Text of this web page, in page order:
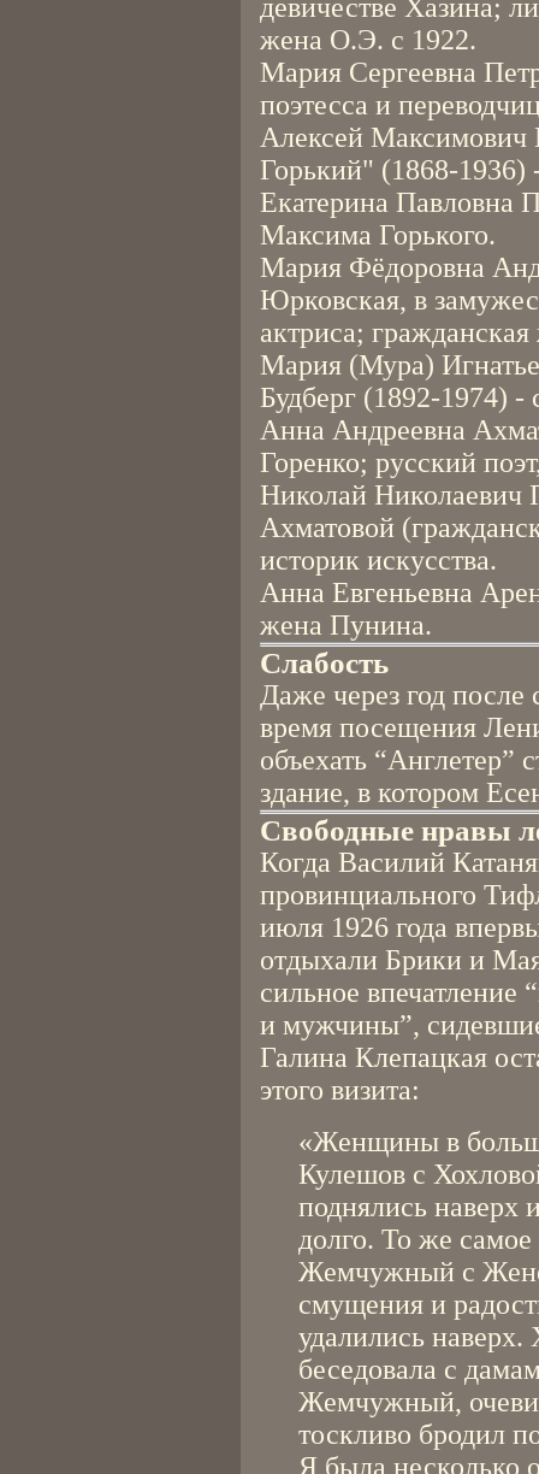
девичестве Хазина;
жена О.Э. с 1922.
Мария Сергеевна
поэтесса и
Алексей
Горький" (1868-1936)
Екатерина Павловна
Максима Горького.
Мария Фёдоровна
Юрковская, в
актриса;
Мария (Мура)
Будберг (1892-1974) -
Анна Андреевна
Горенко; русский
Николай Николаевич
Ахматовой
историк искусства.
Анна Евгеньевна
жена Пунина.
Слабость
Даже через год
время посещения
объехать “Англетер”
здание, в котором
Свободные нравы
Когда Василий
провинциального
июля 1926 года
отдыхали Брики и
сильное
и мужчины”,
Галина Клепацкая
этого визита:
«Женщины в
Кулешов с
поднялись наверх
долго. То же
Жемчужный с
смущения и
удалились наверх.
беседовала с
Жемчужный,
тоскливо бродил
Я была несколько